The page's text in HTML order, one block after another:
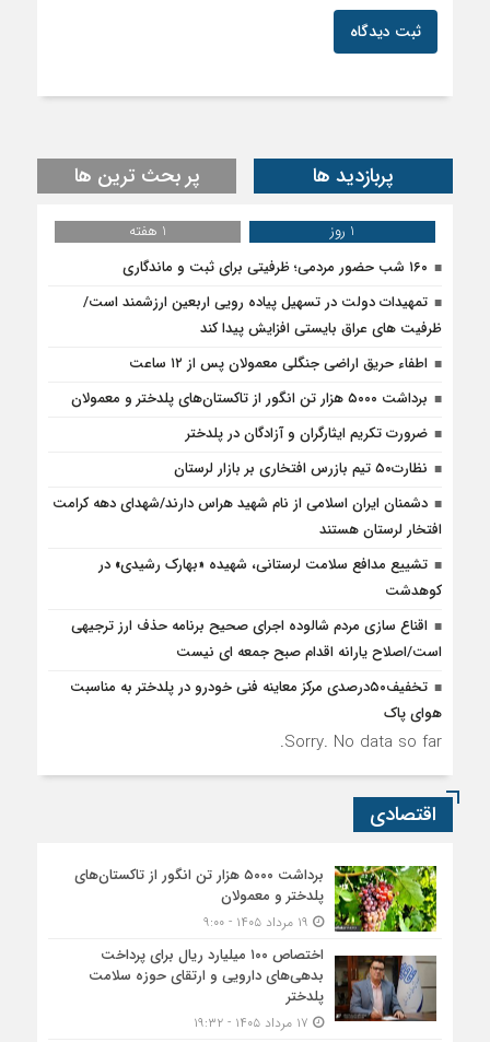
ثبت دیدگاه
پربازدید ها پر بحث ترین ها
1 روز
1 هفته
۱۶۰ شب حضور مردمی؛ ظرفیتی برای ثبت و ماندگاری
تمهیدات دولت در تسهیل پیاده رویی اربعین ارزشمند است/
ظرفیت های عراق بایستی افزایش پیدا کند
اطفاء حریق اراضی جنگلی معمولان پس از ۱۲ ساعت
برداشت ۵۰۰۰ هزار تن انگور از تاکستان‌های پلدختر و معمولان
ضرورت تکریم ایثارگران و آزادگان در پلدختر
نظارت۵۰ تیم بازرس افتخاری بر بازار لرستان
دشمنان ایران اسلامی از نام شهید هراس دارند/شهدای دهه کرامت
افتخار لرستان هستند
تشییع مدافع سلامت لرستانی، شهیده «بهارک رشیدی» در
کوهدشت
اقناع سازی مردم شالوده اجرای صحیح برنامه حذف ارز ترجیهی
است/اصلاح یارانه اقدام صبح جمعه ای نیست
تخفیف۵۰درصدی مرکز معاینه فنی خودرو در پلدختر به مناسبت
هوای پاک
Sorry. No data so far.
اقتصادی
برداشت ۵۰۰۰ هزار تن انگور از تاکستان‌های
پلدختر و معمولان
اختصاص ۱۰۰ میلیارد ریال برای پرداخت
بدهی‌های دارویی و ارتقای حوزه سلامت
پلدختر